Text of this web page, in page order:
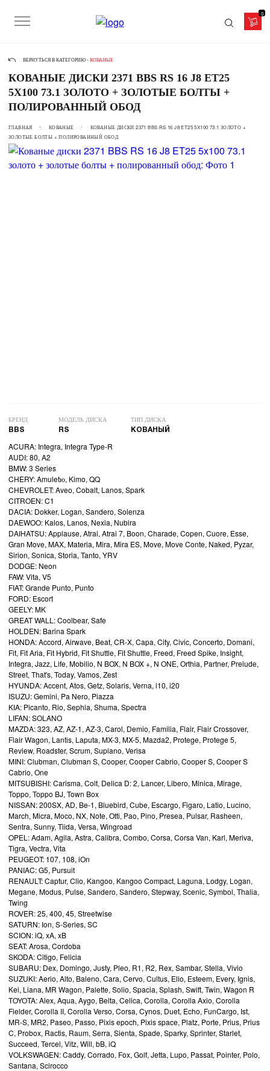
0
ВЕРНУТЬСЯ В КАТЕГОРИЮ - КОВАНЫЕ
КОВАНЫЕ ДИСКИ 2371 BBS RS 16 J8 ET25
5X100 73.1 ЗОЛОТО + ЗОЛОТЫЕ БОЛТЫ +
ПОЛИРОВАННЫЙ ОБОД
ГЛАВНАЯ КОВАНЫЕ
КОВАНЫЕ ДИСКИ 2371 BBS RS 16 J8 ET25 5X100 73.1 ЗОЛОТО +
ЗОЛОТЫЕ БОЛТЫ + ПОЛИРОВАННЫЙ ОБОД
БРЕНД
BBS
МОДЕЛЬ ДИСКА
RS
ТИП ДИСКА
КОВАНЫЙ
ACURA: Integra, Integra Type-R
AUDI: 80, A2
BMW: 3 Series
CHERY: Amuletю, Kimo, QQ
CHEVROLET: Aveo, Cobalt, Lanos, Spark
CITROEN: C1
DACIA: Dokker, Logan, Sandero, Solenza
DAEWOO: Kalos, Lanos, Nexia, Nubira
DAIHATSU: Applause, Atrai, Atrai 7, Boon, Charade, Copen, Cuore, Esse,
Gran Move, MAX, Materia, Mira, Mira ES, Move, Move Conte, Naked, Pyzar,
Sirion, Sonica, Storia, Tanto, YRV
DODGE: Neon
FAW: Vita, V5
FIAT: Grande Punto, Punto
FORD: Escort
GEELY: MK
GREAT WALL: Coolbear, Safe
HOLDEN: Barina Spark
HONDA: Accord, Airwave, Beat, CR-X, Capa, City, Civic, Concerto, Domani,
Fit, Fit Aria, Fit Hybrid, Fit Shuttle, Fit Shuttle, Freed, Freed Spike, Insight,
Integra, Jazz, Life, Mobilio, N BOX, N BOX +, N ONE, Orthia, Partner, Prelude,
Street, That's, Today, Vamos, Zest
HYUNDA: Accent, Atos, Getz, Solaris, Verna, i10, i20
ISUZU: Gemini, Pa Nero, Piazza
KIA: Picanto, Rio, Sephia, Shuma, Spectra
LIFAN: SOLANO
MAZDA: 323, AZ, AZ-1, AZ-3, Carol, Demio, Familia, Flair, Flair Crossover,
Flair Wagon, Lantis, Laputa, MX-3, MX-5, Mazda2, Protege, Protege 5,
Review, Roadster, Scrum, Supiano, Verisa
MINI: Clubman, Clubman S, Cooper, Cooper Cabrio, Cooper S, Cooper S
Cabrio, One
MITSUBISHI: Carisma, Colt, Delica D: 2, Lancer, Libero, Minica, Mirage,
Toppo, Toppo BJ, Town Box
NISSAN: 200SX, AD, Be-1, Bluebird, Cube, Escargo, Figaro, Latio, Lucino,
March, Micra, Moco, NX, Note, Otti, Pao, Pino, Presea, Pulsar, Rasheen,
Sentra, Sunny, Tiida, Versa, Wingroad
OPEL: Adam, Agila, Astra, Calibra, Combo, Corsa, Corsa Van, Karl, Meriva,
Tigra, Vectra, Vita
PEUGEOT: 107, 108, iOn
PANIAC: G5, Pursuit
RENAULT: Captur, Clio, Kangoo, Kangoo Compact, Laguna, Lodgy, Logan,
Megane, Modus, Pulse, Sandero, Sandero, Stepway, Scenic, Symbol, Thalia,
Twing
ROVER: 25, 400, 45, Streetwise
SATURN: Ion, S-Series, SC
SCION: iQ, xA, xB
SEAT: Arosa, Cordoba
SKODA: Citigo, Felicia
SUBARU: Dex, Domingo, Justy, Pleo, R1, R2, Rex, Sambar, Stella, Vivio
SUZUKI: Aerio, Alto, Baleno, Cara, Cervo, Cultus, Elio, Esteem, Every, Ignis,
Kei, Liana, MR Wagon, Palette, Solio, Spacia, Splash, Swift, Twin, Wagon R
TOYOTA: Alex, Aqua, Aygo, Belta, Celica, Corolla, Corolla Axio, Corolla
Fielder, Corolla II, Corolla Verso, Corsa, Cynos, Duet, Echo, FunCargo, Ist,
MR-S, MR2, Paseo, Passo, Pixis epoch, Pixis space, Platz, Porte, Prius, Prius
C, Probox, Ractis, Raum, Serra, Sienta, Spade, Sparky, Sprinter, Starlet,
Succeed, Tercel, Vitz, Will, bB, iQ
VOLKSWAGEN: Caddy, Corrado, Fox, Golf, Jetta, Lupo, Passat, Pointer, Polo,
Santana, Scirocco